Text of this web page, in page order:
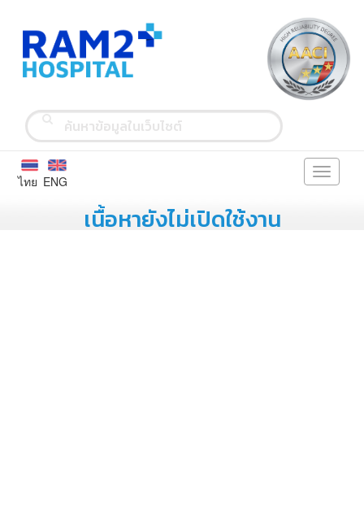
ENG
ไทย
Toggle
เนื้อหายังไม่เปิดใช้งาน